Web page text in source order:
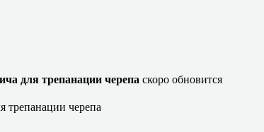
для трепанации черепа скоро обновится
трепанации черепа